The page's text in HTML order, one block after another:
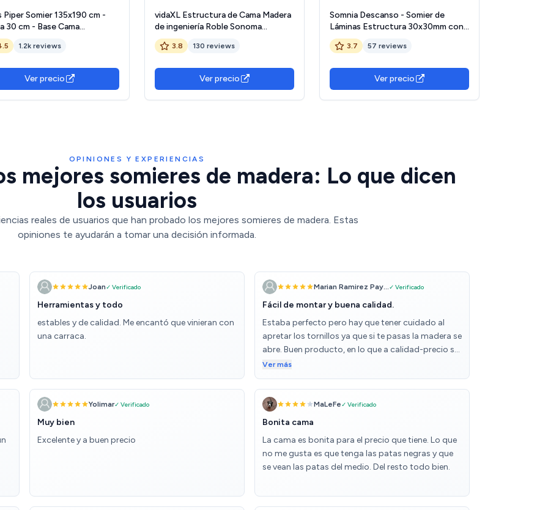
Piper Somier 135x190 cm -
30 cm - Base Cama
Tapizada con Cabecero
de Madera - Montaje
1.2k reviews
Ver precio
vidaXL Estructura de Cama Madera
de ingeniería Roble Sonoma
160x200 cm, Muebles de
Dormitorio, Camas, Cama Doble,
3.8 130 reviews
Ver precio
Somnia Descanso - Somier de
Láminas Estructura 30x30mm con
Juego de Patas, Acabado en
Pintura Epoxi Gris, 90x190
3.7 57 reviews
Ver precio
OPINIONES Y EXPERIENCIAS
mejores somieres de madera: Lo que dicen
los usuarios
reales de usuarios que han probado los mejores somieres de madera. Estas
opiniones te ayudarán a tomar una decisión informada.
Joan✓ Verificado
Herramientas y todo
estables y de calidad. Me encantó que vinieran con
una carraca.
Marian Ramirez Pay...✓ Verificado
Fácil de montar y buena calidad.
Estaba perfecto pero hay que tener cuidado al
apretar los tornillos ya que si te pasas la madera se
abre. Buen producto, en lo que a calidad-precio se
refiere!
Ver más
Yolimar✓ Verificado
Muy bien
Excelente y a buen precio
MaLeFe✓ Verificado
Bonita cama
La cama es bonita para el precio que tiene. Lo que
no me gusta es que tenga las patas negras y que
se vean las patas del medio. Del resto todo bien.